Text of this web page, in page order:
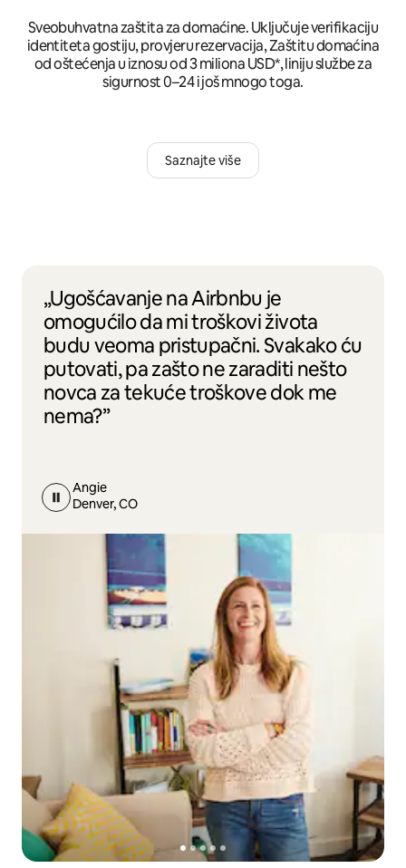
Sveobuhvatna zaštita za domaćine. Uključuje verifikaciju
identiteta gostiju, provjeru rezervacija, Zaštitu domaćina
od oštećenja u iznosu od 3 miliona USD*, liniju službe za
sigurnost 0–24 i još mnogo toga.
Saznajte više
„Ugošćavanje na Airbnbu je
omogućilo da mi troškovi života
budu veoma pristupačni. Svakako ću
putovati, pa zašto ne zaraditi nešto
novca za tekuće troškove dok me
nema?”
Angie
Denver, CO